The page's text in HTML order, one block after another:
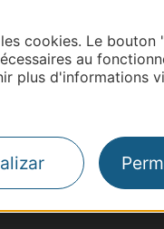
cookies. Le
au
plus d'informations
OpenStreetMap